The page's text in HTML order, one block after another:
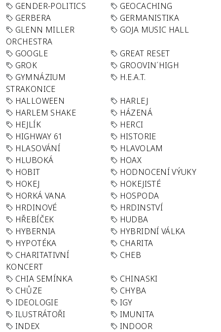
GENDER-POLITICS
GEOCACHING
GERBERA
GERMANISTIKA
GLENN MILLER
ORCHESTRA
GOJA MUSIC HALL
GOOGLE
GREAT RESET
GROK
GROOVIN´HIGH
GYMNÁZIUM
STRAKONICE
H.E.A.T.
HALLOWEEN
HARLEJ
HARLEM SHAKE
HÁZENÁ
HEJLÍK
HERCI
HIGHWAY 61
HISTORIE
HLASOVÁNÍ
HLAVOLAM
HLUBOKÁ
HOAX
HOBIT
HODNOCENÍ VÝUKY
HOKEJ
HOKEJISTÉ
HORKÁ VANA
HOSPODA
HRDINOVÉ
HRDINSTVÍ
HŘEBÍČEK
HUDBA
HYBERNIA
HYBRIDNÍ VÁLKA
HYPOTÉKA
CHARITA
CHARITATIVNÍ
KONCERT
CHEB
CHIA SEMÍNKA
CHINASKI
CHŮZE
CHYBA
IDEOLOGIE
IGY
ILUSTRÁTOŘI
IMUNITA
INDEX
INDOOR